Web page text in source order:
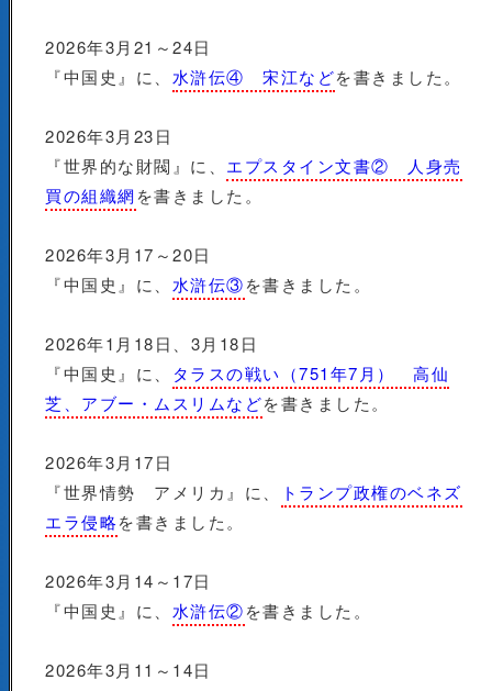
2026年3月21～24日
『中国史』に、 水滸伝④ 宋江などを書きました。
2026年3月23日
『世界的な財閥』に、 エプスタイン文書② 人身売
買の組織網 を書きました。
2026年3月17～20日
『中国史』に、 水滸伝③を書きました。
2026年1月18日、3月18日
『中国史』に、
タラスの戦い（751年7月） 高仙
芝、アブー・ムスリムなどを書きました。
2026年3月17日
『世界情勢 アメリカ』に、
トランプ政権のベネズ
エラ侵略を書きました。
2026年3月14～17日
『中国史』に、 水滸伝②を書きました。
2026年3月11～14日